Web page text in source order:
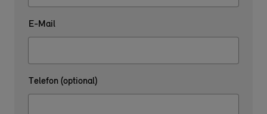
E-Mail
Telefon (optional)